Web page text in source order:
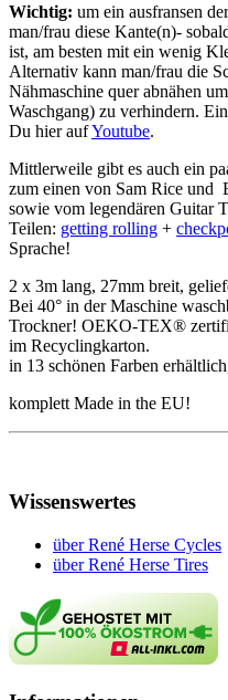
Wichtig: um ein ausfransen
man/frau diese Kante(n)-
ist, am besten mit ein wenig
Alternativ kann man/frau die
Nähmaschine quer abnähen
Waschgang) zu verhindern.
Du hier aufYoutube.
Mittlerweile gibt es auch ein
zum einen von Sam Rice und
sowie vom legendären Guitar
Teilen: getting rolling +
Sprache!
2 x 3m lang, 27mm breit,
Bei 40° in der Maschine
Trockner! OEKO-TEX®
im Recyclingkarton.
in 13 schönen Farben
komplett Made in the EU!
Wissenswertes
über René Herse Cycles
über René Herse Tires